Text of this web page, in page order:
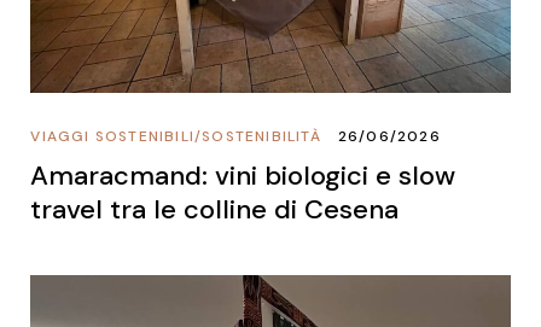
SOSTENIBILITÀ
/
VIAGGI SOSTENIBILI 26/06/2026
Amaracmand: vini biologici e slow
travel tra le colline di Cesena